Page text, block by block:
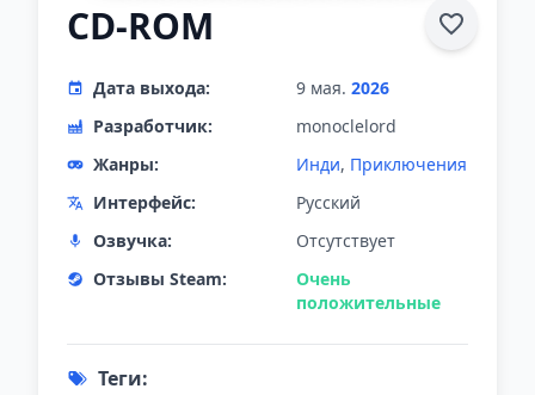
CD-ROM
Дата выхода: 9 мая. 2026
Разработчик:
monoclelord
Жанры:
Инди, Приключения
Интерфейс:
Русский
Озвучка:
Отсутствует
Отзывы Steam:
Очень
положительные
Теги: